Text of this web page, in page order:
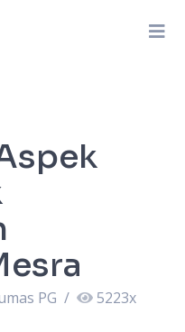
PG / 5223x